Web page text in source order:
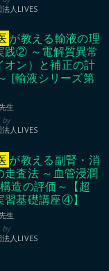
人LIVES
が教える輸液の理
践② ～電解質異常
オン）と補正の計
[輸液シリーズ第
生
人LIVES
が教える副腎・消
走査法 ～血管浸潤
造の評価～【超
習基礎講座④】
生
人LIVES